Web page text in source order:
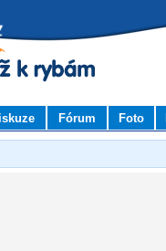
Fórum Foto